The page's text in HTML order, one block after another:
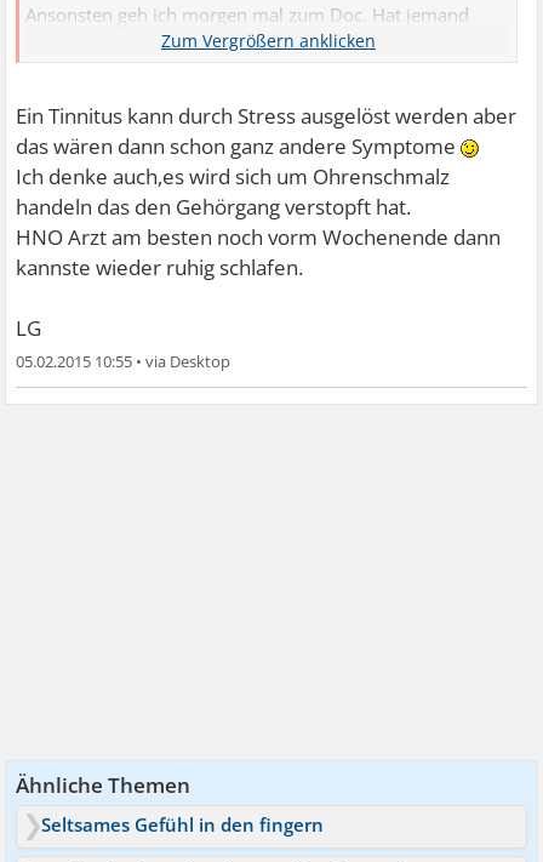
Ansonsten geh ich morgen mal zum Doc. Hat jemand
vielleicht was Ähnliches gehabt?
PS: Könnte nur ne Vermutung sein, aber hab das Gefühl
unter Stress tritts verstärkt auf.
Ein Tinnitus kann durch Stress ausgelöst werden aber
das wären dann schon ganz andere Symptome
Ich denke auch,es wird sich um Ohrenschmalz
handeln das den Gehörgang verstopft hat.
HNO Arzt am besten noch vorm Wochenende dann
kannste wieder ruhig schlafen.
LG
05.02.2015 10:55 •
Ähnliche Themen
Seltsames Gefühl in den fingern